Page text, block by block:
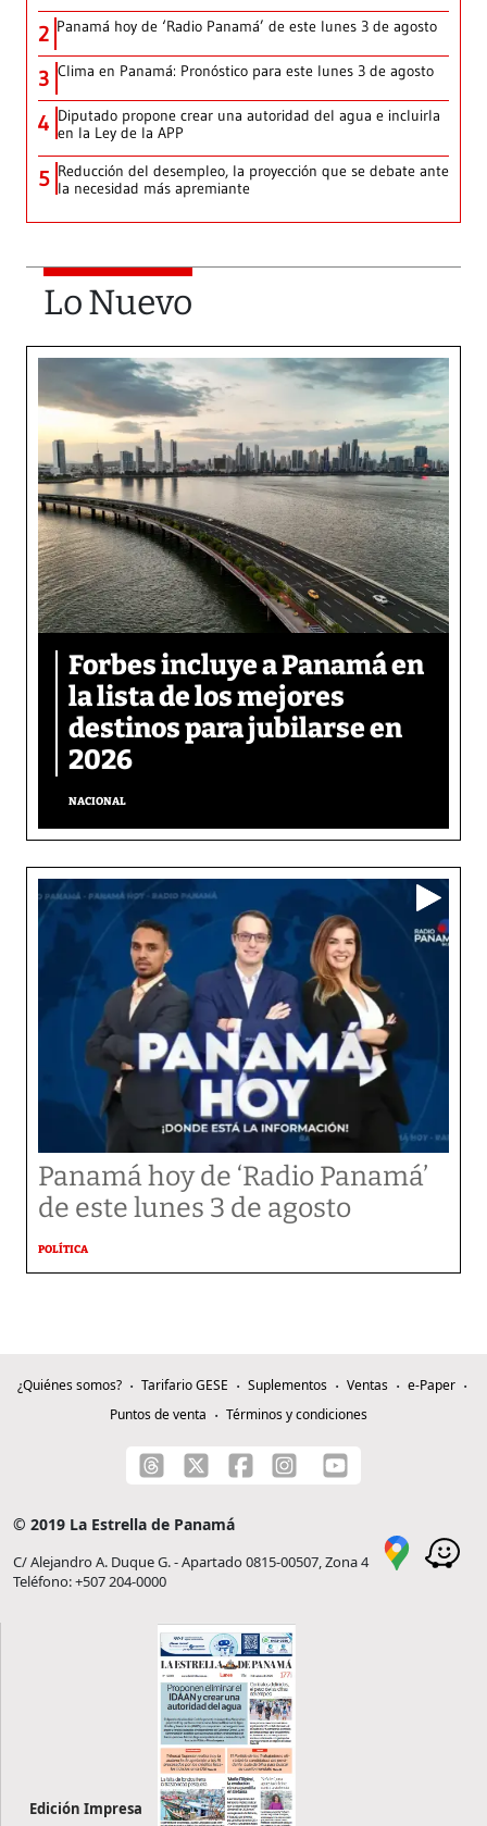
2 Panamá hoy de ‘Radio Panamá’ de este lunes 3 de agosto
3 Clima en Panamá: Pronóstico para este lunes 3 de agosto
4 Diputado propone crear una autoridad del agua e incluirla
en la Ley de la APP
5 Reducción del desempleo, la proyección que se debate ante
la necesidad más apremiante
Lo Nuevo
Forbes incluye a Panamá en
la lista de los mejores
destinos para jubilarse en
2026
NACIONAL
Panamá hoy de ‘Radio Panamá’
de este lunes 3 de agosto
POLÍTICA
¿Quiénes somos? Tarifario GESE Suplementos Ventas
e-Paper
Puntos de venta
Términos y condiciones
© 2019 La Estrella de Panamá
C/ Alejandro A. Duque G. - Apartado 0815-00507, Zona 4
Teléfono: +507 204-0000
Edición Impresa